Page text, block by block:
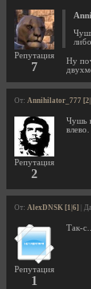
Репутация
7
Ну
От: Annihilator_777
Репутация
2
Чушь
От: AlexDNSK [1|6] |
Репутация
1
Так-